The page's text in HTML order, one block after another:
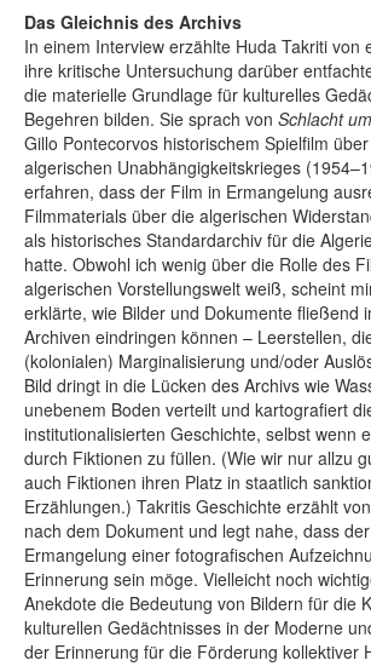
Das Gleichnis des Archivs
In einem Interview erzählte Huda Takriti von
ihre kritische Untersuchung darüber
die materielle Grundlage für kulturelles
Begehren bilden. Sie sprach von Schlacht
Gillo Pontecorvos historischem Spielfilm
algerischen Unabhängigkeitskrieges
erfahren, dass der Film in Ermangelung
Filmmaterials über die algerischen
als historisches Standardarchiv für die
hatte. Obwohl ich wenig über die Rolle des
algerischen Vorstellungswelt weiß, scheint
erklärte, wie Bilder und Dokumente fließend
Archiven eindringen können – Leerstellen,
(kolonialen) Marginalisierung und/oder
Bild dringt in die Lücken des Archivs wie
unebenem Boden verteilt und kartografiert
institutionalisierten Geschichte, selbst wenn
durch Fiktionen zu füllen. (Wie wir nur allzu
auch Fiktionen ihren Platz in staatlich
Erzählungen.) Takritis Geschichte erzählt
nach dem Dokument und legt nahe, dass
Ermangelung einer fotografischen
Erinnerung sein möge. Vielleicht noch
Anekdote die Bedeutung von Bildern für die
kulturellen Gedächtnisses in der Moderne
der Erinnerung für die Förderung kollektiver